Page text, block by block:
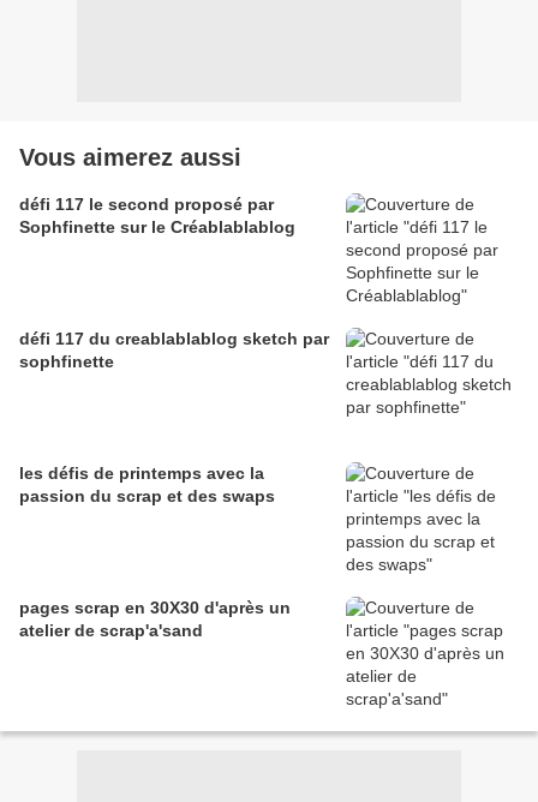
Vous aimerez aussi
défi 117 le second proposé par
Sophfinette sur le Créablablablog
défi 117 du creablablablog sketch par
sophfinette
les défis de printemps avec la
passion du scrap et des swaps
pages scrap en 30X30 d'après un
atelier de scrap'a'sand